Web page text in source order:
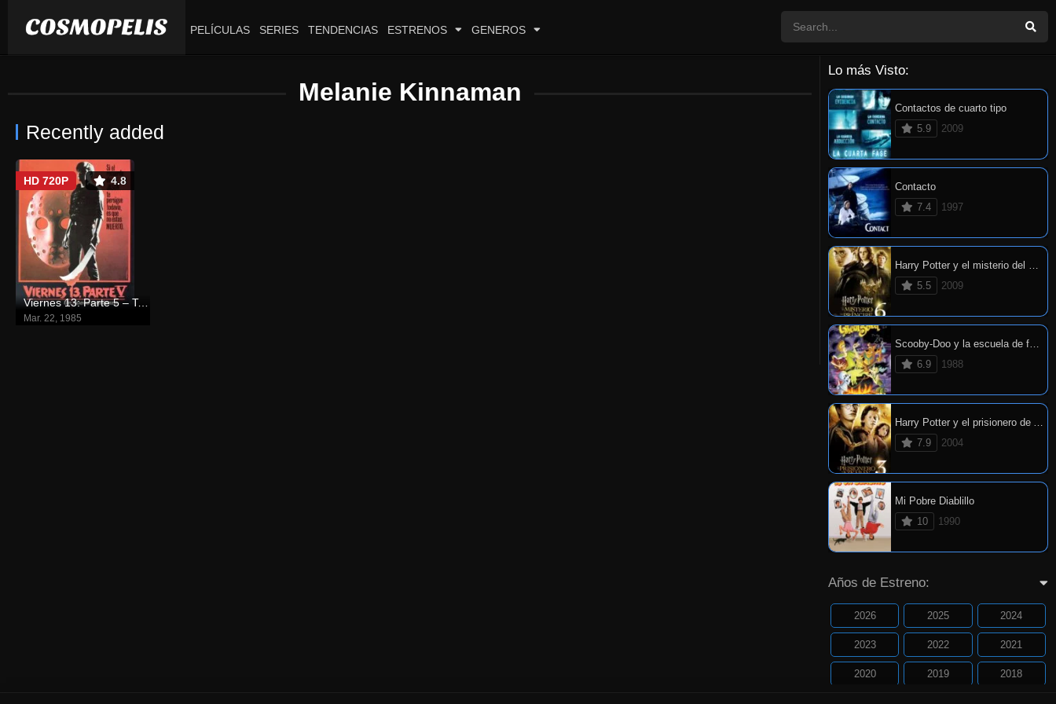
PELÍCULAS SERIES TENDENCIAS ESTRENOS GENEROS
Melanie Kinnaman
Recently added
4.8
HD 720P
Viernes 13: Parte 5 – Todo comienza de nuevo
Mar. 22, 1985
Lo más Visto:
Contactos de cuarto tipo
5.9
2009
Contacto
7.4
1997
Harry Potter y el misterio del príncipe
5.5
2009
Scooby-Doo y la escuela de fantasmas
6.9
1988
Harry Potter y el prisionero de Azkaban
7.9
2004
Mi Pobre Diablillo
10
1990
Años de Estreno:
2026 2025 2024
2023 2022 2021
2020 2019 2018